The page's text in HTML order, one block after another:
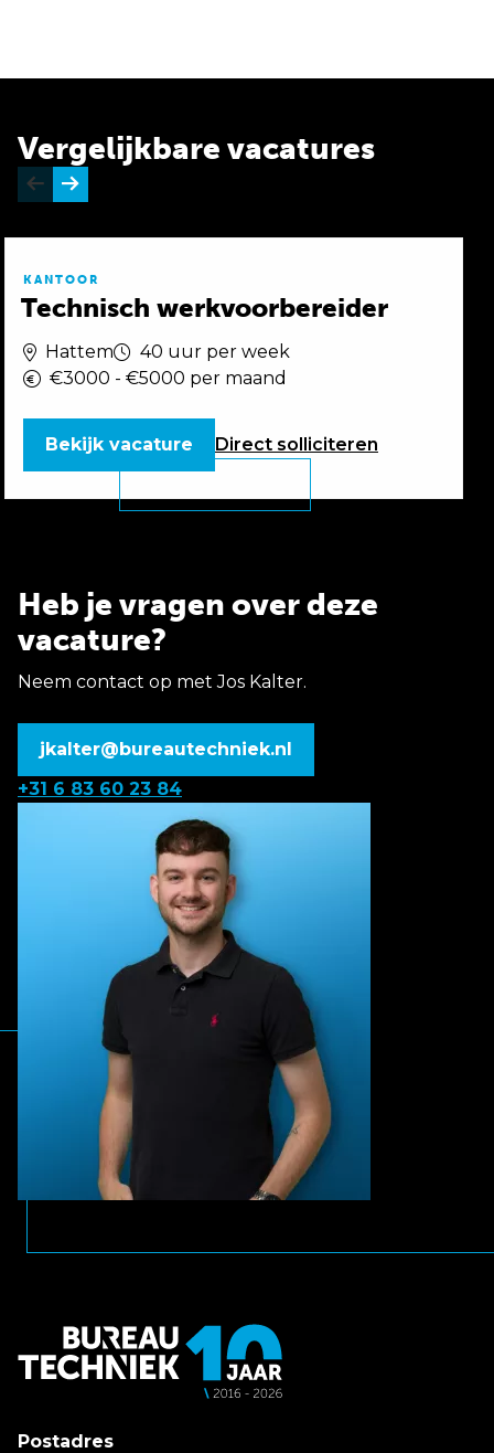
Vergelijkbare vacatures
KANTOOR
Technisch werkvoorbereider
Hattem
40 uur per week
€3000 - €5000 per maand
Direct solliciteren
Bekijk vacature
Heb je vragen over deze
vacature?
Neem contact op met Jos Kalter.
jkalter@bureautechniek.nl
+31 6 83 60 23 84
Postadres